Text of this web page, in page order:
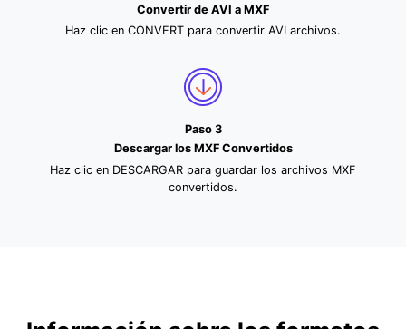
Convertir de AVI a MXF
Haz clic en CONVERT para convertir AVI archivos.
Paso 3
Descargar los MXF Convertidos
Haz clic en DESCARGAR para guardar los archivos MXF
convertidos.